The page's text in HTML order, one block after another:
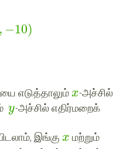
, −10)
எடுத்தாலும்x-அச்சில்
y-அச்சில் எதிர்மறைக்
இங்கு x மற்றும்